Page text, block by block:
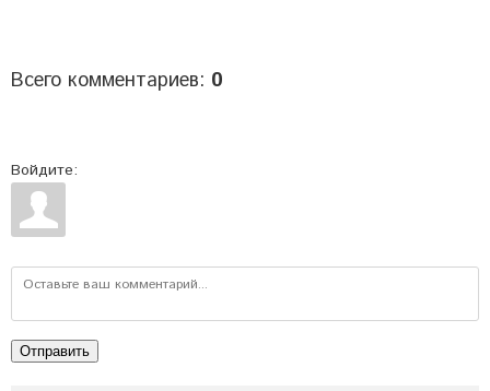
Всего комментариев: 0
Войдите:
Отправить